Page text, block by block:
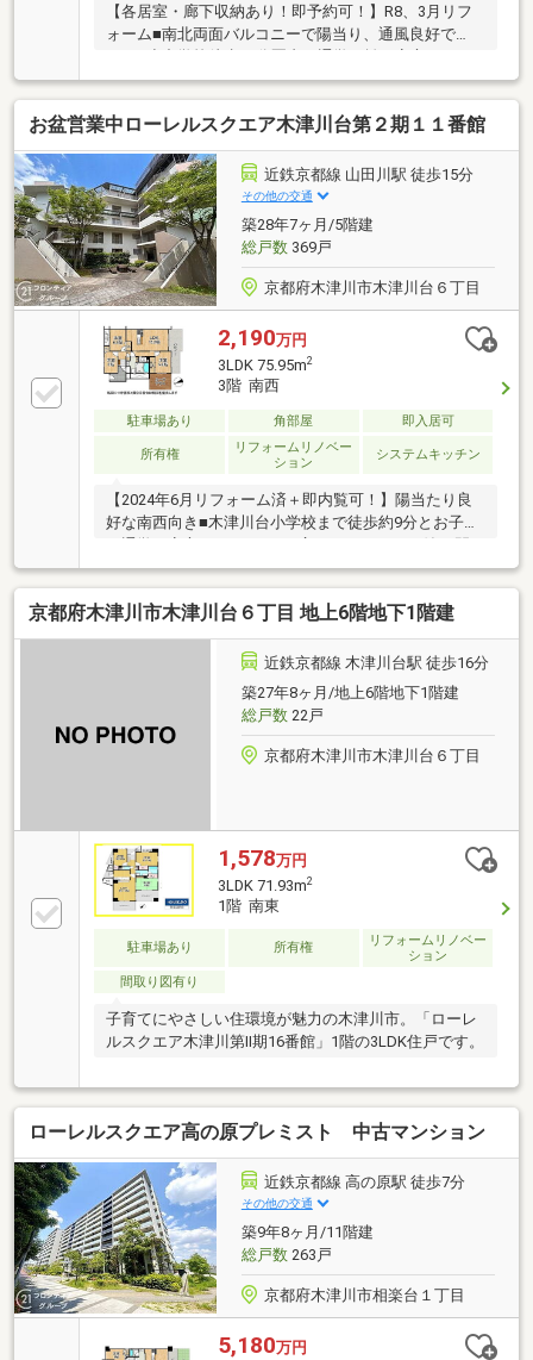
【各居室・廊下収納あり！即予約可！】R8、3月リフ
ォーム■南北両面バルコニーで陽当り、通風良好で
す！■小中学校徒歩10分圏内で通学距離が安心です■エ
レベーター停止階住戸になります
お盆営業中ローレルスクエア木津川台第２期１１番館
近鉄京都線 山田川駅 徒歩15分
その他の交通
築28年7ヶ月/5階建
総戸数369戸
京都府木津川市木津川台６丁目
2,190万円
3LDK 75.95m2
3階 南西
駐車場あり 角部屋 即入居可
所有権
リフォームリノベー
ション
システムキッチン
【2024年6月リフォーム済＋即内覧可！】陽当たり良
好な南西向き■木津川台小学校まで徒歩約9分とお子様
の通学も安心！■13.69m2の広々ルーフテラス付♪■開
放的なフラット対面キッチン採用！
京都府木津川市木津川台６丁目 地上6階地下1階建
近鉄京都線 木津川台駅 徒歩16分
築27年8ヶ月/地上6階地下1階建
総戸数22戸
京都府木津川市木津川台６丁目
1,578万円
3LDK 71.93m2
1階 南東
駐車場あり 所有権
リフォームリノベー
ション
間取り図有り
子育てにやさしい住環境が魅力の木津川市。「ローレ
ルスクエア木津川第II期16番館」1階の3LDK住戸です。
ローレルスクエア高の原プレミスト 中古マンション
近鉄京都線 高の原駅 徒歩7分
その他の交通
築9年8ヶ月/11階建
総戸数263戸
京都府木津川市相楽台１丁目
5,180万円